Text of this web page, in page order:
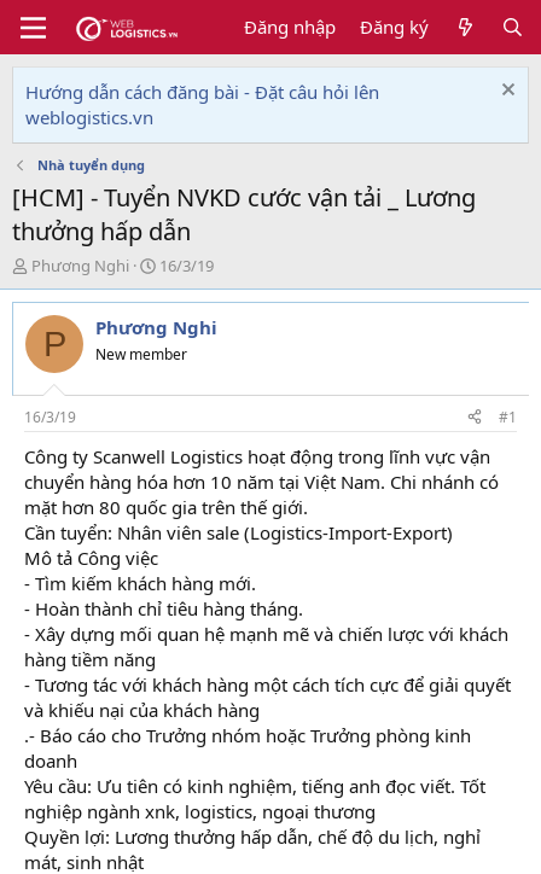
Đăng nhập Đăng ký
Hướng dẫn cách đăng bài - Đặt câu hỏi lên
weblogistics.vn
Nhà tuyển dụng
[HCM] - Tuyển NVKD cước vận tải _ Lương
thưởng hấp dẫn
T
h
r
e
d
s
t
a
r
t
e
r
Phương Nghi
N
g
à
y
g
i
16/3/19
P Phương Nghi
New member
16/3/19 #1
Công ty Scanwell Logistics hoạt động trong lĩnh vực vận
chuyển hàng hóa hơn 10 năm tại Việt Nam. Chi nhánh có
mặt hơn 80 quốc gia trên thế giới.
Cần tuyển: Nhân viên sale (Logistics-Import-Export)
Mô tả Công việc
- Tìm kiếm khách hàng mới.
- Hoàn thành chỉ tiêu hàng tháng.
- Xây dựng mối quan hệ mạnh mẽ và chiến lược với khách
hàng tiềm năng
- Tương tác với khách hàng một cách tích cực để giải quyết
và khiếu nại của khách hàng
.- Báo cáo cho Trưởng nhóm hoặc Trưởng phòng kinh
doanh
Yêu cầu: Ưu tiên có kinh nghiệm, tiếng anh đọc viết. Tốt
nghiệp ngành xnk, logistics, ngoại thương
Quyền lợi: Lương thưởng hấp dẫn, chế độ du lịch, nghỉ
mát, sinh nhật